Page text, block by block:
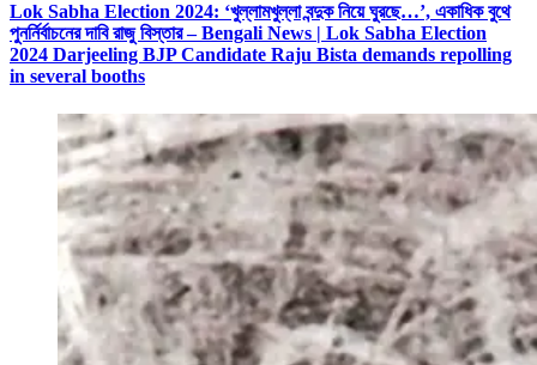
Lok Sabha Election 2024: ‘খুল্লামখুল্লা বন্দুক নিয়ে ঘুরছে…’, একাধিক বুথে
পুনর্নির্বাচনের দাবি রাজু বিস্তার – Bengali News | Lok Sabha Election
2024 Darjeeling BJP Candidate Raju Bista demands repolling
in several booths